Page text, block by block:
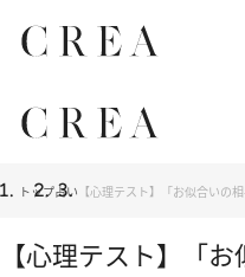
トップ占い 【心理テスト】「お似合いの
【心理テスト】「